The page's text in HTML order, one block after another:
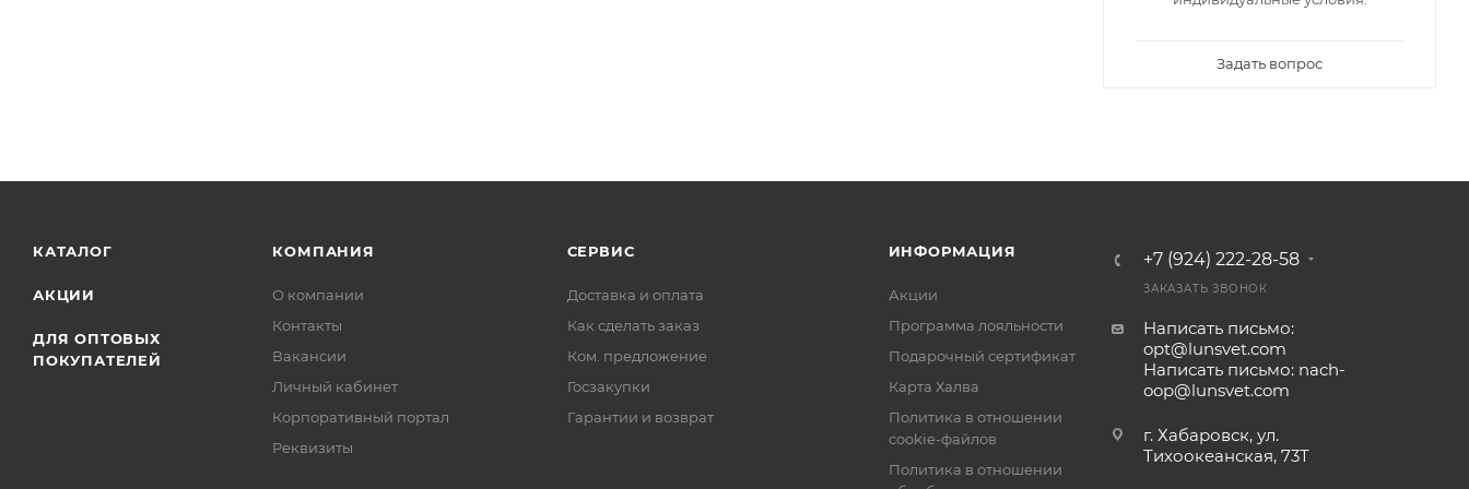
Задать вопрос
КАТАЛОГ
АКЦИИ
ДЛЯ ОПТОВЫХ
ПОКУПАТЕЛЕЙ
КОМПАНИЯ
О компании
Контакты
Вакансии
Личный кабинет
Корпоративный портал
Реквизиты
СЕРВИС
Доставка и оплата
Как сделать заказ
Ком. предложение
Госзакупки
Гарантии и возврат
ИНФОРМАЦИЯ
Акции
Программа лояльности
Подарочный сертификат
Карта Халва
Политика в отношении
cookie-файлов
Политика в отношении
+7 (924) 222-28-58
ЗАКАЗАТЬ ЗВОНОК
Написать письмо:
opt@lunsvet.com
Написать письмо: nach-
oop@lunsvet.com
г. Хабаровск, ул.
Тихоокеанская, 73Т